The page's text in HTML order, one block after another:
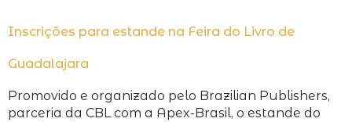
Inscrições para estande na Feira do Livro de
Guadalajara
Promovido e organizado pelo Brazilian Publishers,
parceria da CBL com a Apex-Brasil, o estande do